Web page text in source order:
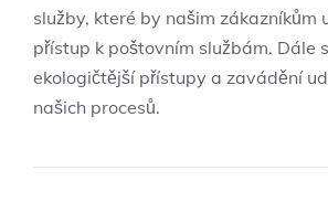
služby, které by našim zákazníkům
přístup k poštovním službám. Dále
ekologičtější přístupy a zavádění
našich procesů.